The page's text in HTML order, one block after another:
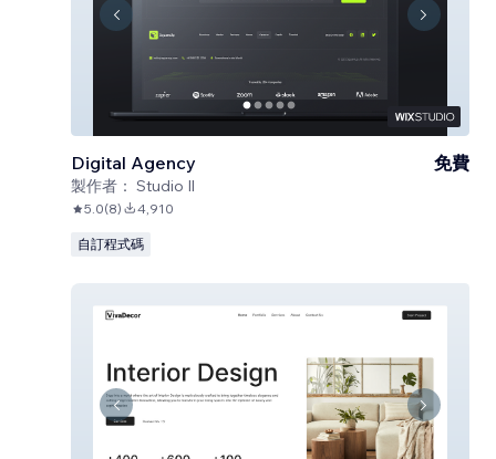
Digital Agency
製作者： Studio Il
免費
5.0(8) 4,910
自訂程式碼